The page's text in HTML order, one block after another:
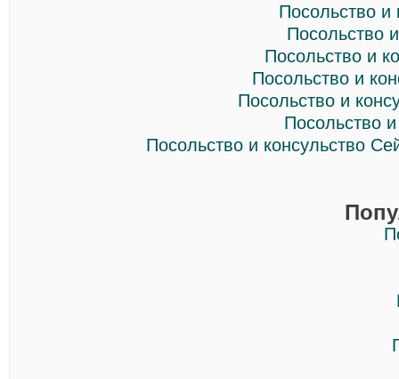
Посольство и
Посольство
Посольство и
Посольство и
Посольство и
Посольство
Посольство и консульство